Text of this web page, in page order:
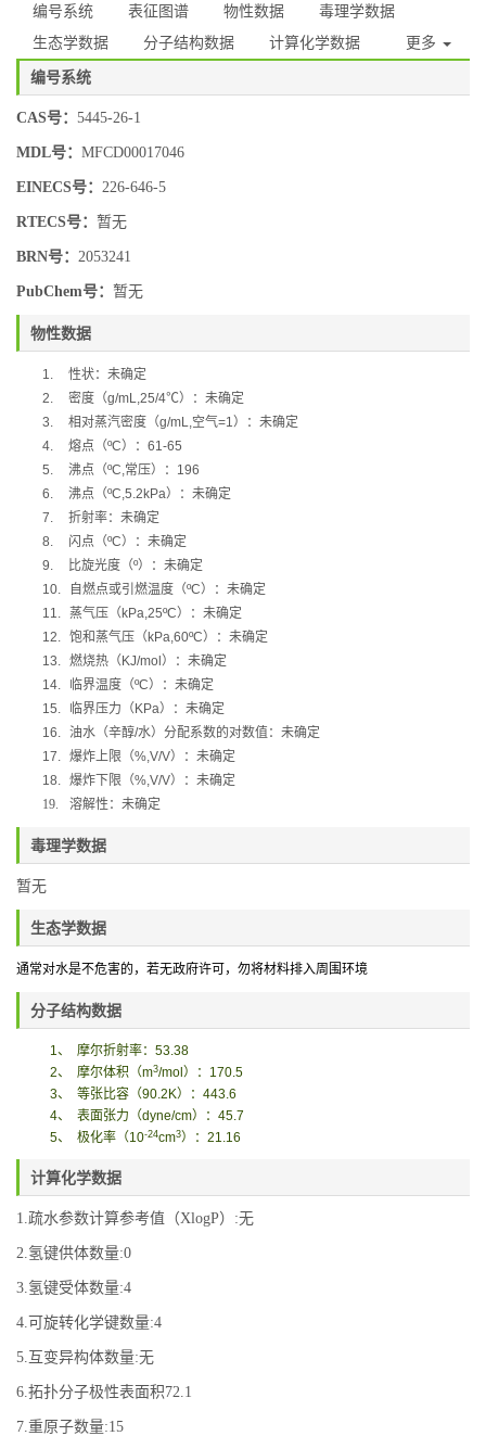
编号系统 表征图谱 物性数据
毒理学数据
生态学数据
分子结构数据 计算化学数据 更多
编号系统
CAS号： 5445-26-1
MDL号： MFCD00017046
EINECS号： 226-646-5
RTECS号： 暂无
BRN号： 2053241
PubChem号： 暂无
物性数据
1. 性状： 未确定
2.
密度（g/mL,25/4℃）： 未确定
3.
相对蒸汽密度（g/mL,空气=1）： 未确定
4.
熔点（ºC）： 61-65
5.
沸点（ºC,常压）： 196
6.
沸点（ºC,5.2kPa）： 未确定
7.
折射率： 未确定
8.
闪点（ºC）： 未确定
9.
比旋光度（º）：未确定
10.
自燃点或引燃温度（ºC）：未确定
11.
蒸气压（ kPa,25ºC）： 未确定
12. 饱和蒸气压（ kPa,60ºC）：未确定
13. 燃烧热（ KJ/mol ）：未确定
14.
临界温度（ºC）：未确定
15.
临界压力（ KPa）：未确定
16. 油水（辛醇/水）分配系数的对数值：未确定
17. 爆炸上限（%,V/V）：未确定
18. 爆炸下限（%,V/V）：未确定
19.
溶解性： 未确定
毒理学数据
暂无
生态学数据
通常对水是不危害的，若无政府许可，勿将材料排入周围环境
分子结构数据
1、 摩尔折射率： 53.38
2、 摩尔体积（m3/mol ） ： 170.5
3、 等张比容（90.2K）： 443.6
4、 表面张力 （dyne/cm） ： 45.7
5、 极化率（10-24cm3） ： 21.16
计算化学数据
1.疏水参数计算参考值（XlogP）:无
2.氢键供体数量:0
3.氢键受体数量:4
4.可旋转化学键数量:4
5.互变异构体数量:无
6.拓扑分子极性表面积72.1
7.重原子数量:15